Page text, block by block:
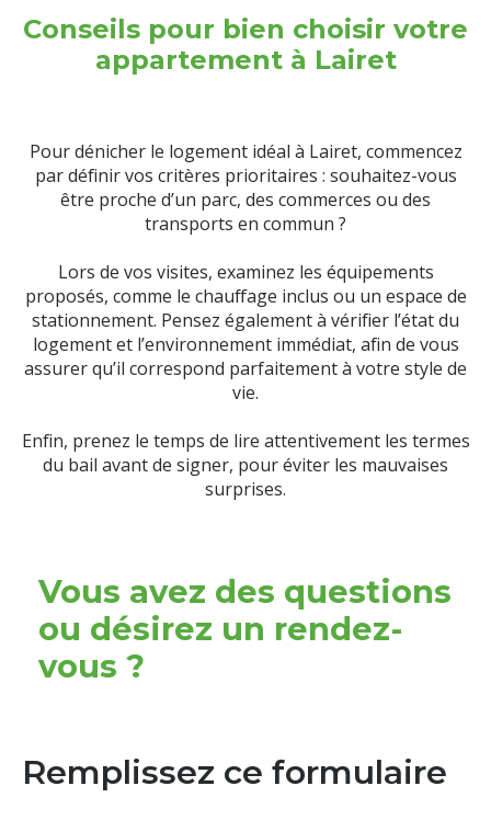
Conseils pour bien choisir votre
appartement à Lairet
Pour dénicher le logement idéal à Lairet, commencez
par définir vos critères prioritaires : souhaitez-vous
être proche d’un parc, des commerces ou des
transports en commun ?
Lors de vos visites, examinez les équipements
proposés, comme le chauffage inclus ou un espace de
stationnement. Pensez également à vérifier l’état du
logement et l’environnement immédiat, afin de vous
assurer qu’il correspond parfaitement à votre style de
vie.
Enfin, prenez le temps de lire attentivement les termes
du bail avant de signer, pour éviter les mauvaises
surprises.
Vous avez des questions
ou désirez un rendez-
vous ?
Remplissez ce formulaire